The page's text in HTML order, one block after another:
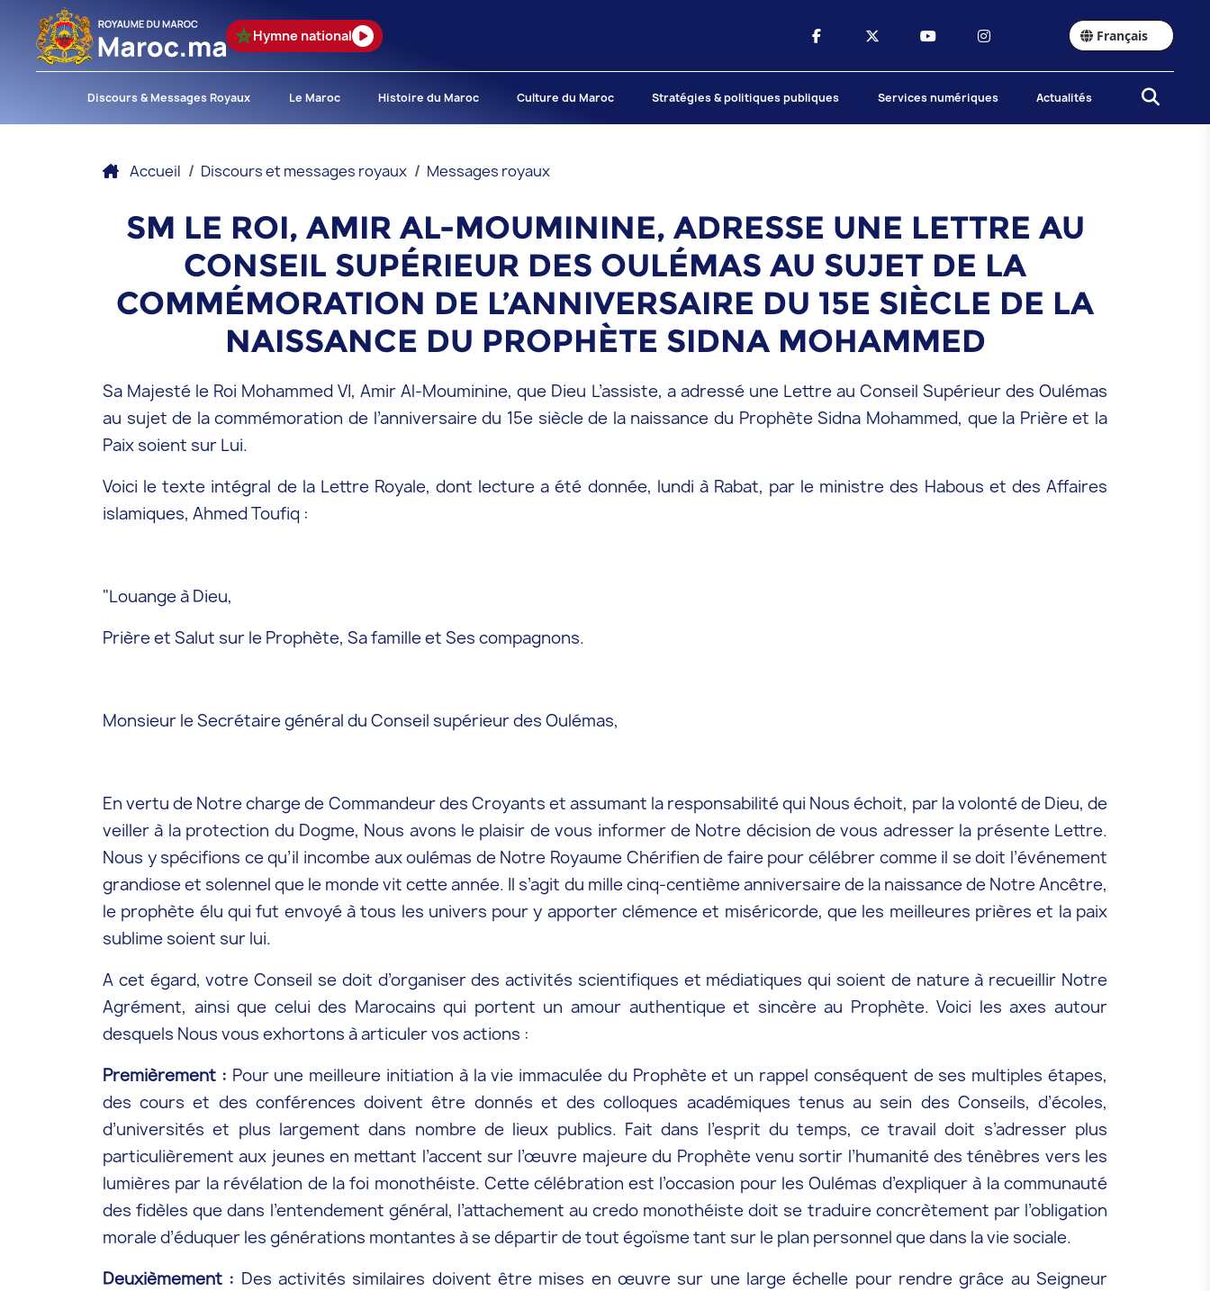
Hymne national Français
Discours & Messages Royaux Le Maroc Histoire du Maroc Culture du Maroc Stratégies & politiques publiques Services numériques Actualités
Accueil Discours et messages royaux Messages royaux
SM LE ROI, AMIR AL-MOUMININE, ADRESSE UNE LETTRE AU
CONSEIL SUPÉRIEUR DES OULÉMAS AU SUJET DE LA
COMMÉMORATION DE L’ANNIVERSAIRE DU 15E SIÈCLE DE LA
NAISSANCE DU PROPHÈTE SIDNA MOHAMMED
Sa Majesté le Roi Mohammed VI, Amir Al-Mouminine, que Dieu L’assiste, a adressé une Lettre au Conseil Supérieur des Oulémas
au sujet de la commémoration de l’anniversaire du 15e siècle de la naissance du Prophète Sidna Mohammed, que la Prière et la
Paix soient sur Lui.
Voici le texte intégral de la Lettre Royale, dont lecture a été donnée, lundi à Rabat, par le ministre des Habous et des Affaires
islamiques, Ahmed Toufiq :
"Louange à Dieu,
Prière et Salut sur le Prophète, Sa famille et Ses compagnons.
Monsieur le Secrétaire général du Conseil supérieur des Oulémas,
En vertu de Notre charge de Commandeur des Croyants et assumant la responsabilité qui Nous échoit, par la volonté de Dieu, de
veiller à la protection du Dogme, Nous avons le plaisir de vous informer de Notre décision de vous adresser la présente Lettre.
Nous y spécifions ce qu’il incombe aux oulémas de Notre Royaume Chérifien de faire pour célébrer comme il se doit l’événement
grandiose et solennel que le monde vit cette année. Il s’agit du mille cinq-centième anniversaire de la naissance de Notre Ancêtre,
le prophète élu qui fut envoyé à tous les univers pour y apporter clémence et miséricorde, que les meilleures prières et la paix
sublime soient sur lui.
A cet égard, votre Conseil se doit d’organiser des activités scientifiques et médiatiques qui soient de nature à recueillir Notre
Agrément, ainsi que celui des Marocains qui portent un amour authentique et sincère au Prophète. Voici les axes autour
desquels Nous vous exhortons à articuler vos actions :
Premièrement : Pour une meilleure initiation à la vie immaculée du Prophète et un rappel conséquent de ses multiples étapes,
des cours et des conférences doivent être donnés et des colloques académiques tenus au sein des Conseils, d’écoles,
d’universités et plus largement dans nombre de lieux publics. Fait dans l’esprit du temps, ce travail doit s’adresser plus
particulièrement aux jeunes en mettant l’accent sur l’œuvre majeure du Prophète venu sortir l’humanité des ténèbres vers les
lumières par la révélation de la foi monothéiste. Cette célébration est l’occasion pour les Oulémas d’expliquer à la communauté
des fidèles que dans l’entendement général, l’attachement au credo monothéiste doit se traduire concrètement par l’obligation
morale d’éduquer les générations montantes à se départir de tout égoïsme tant sur le plan personnel que dans la vie sociale.
Deuxièmement : Des activités similaires doivent être mises en œuvre sur une large échelle pour rendre grâce au Seigneur